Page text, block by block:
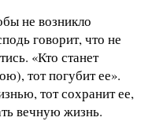
не возникло
говорит, что не
«Кто станет
тот погубит ее».
тот сохранит ее,
вечную жизнь.